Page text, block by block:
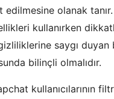
olanak tanır.
kullanırken
saygı duyan
bilinçli olmalıdır.
kullanıcılarının